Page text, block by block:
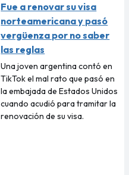
Fue a renovar su visa
norteamericana y pasó
vergüenza por no saber
las reglas
Una joven argentina contó en
TikTok el mal rato que pasó en
la embajada de Estados Unidos
cuando acudió para tramitar la
renovación de su visa.